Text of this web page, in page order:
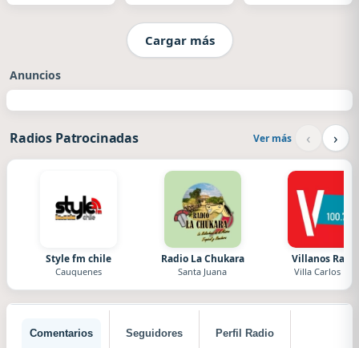
Cargar más
Anuncios
Radios Patrocinadas Ver más ‹ ›
Style fm chile
Cauquenes
Radio La Chukara
Santa Juana
Villanos
Villa Carlos Paz
Comentarios Seguidores Perfil Radio